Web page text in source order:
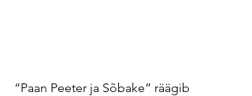
“Paan Peeter ja Sõbake” räägib